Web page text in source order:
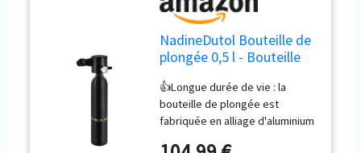
NadineDutol Bouteille de
plongée 0,5 l - Bouteille
bouteille de plongée -
Réservoir d'oxygène de
200 bar - Équipement de
plongée portable pour la
👍Longue durée de vie : la
bouteille de plongée est
fabriquée en alliage d'aluminium